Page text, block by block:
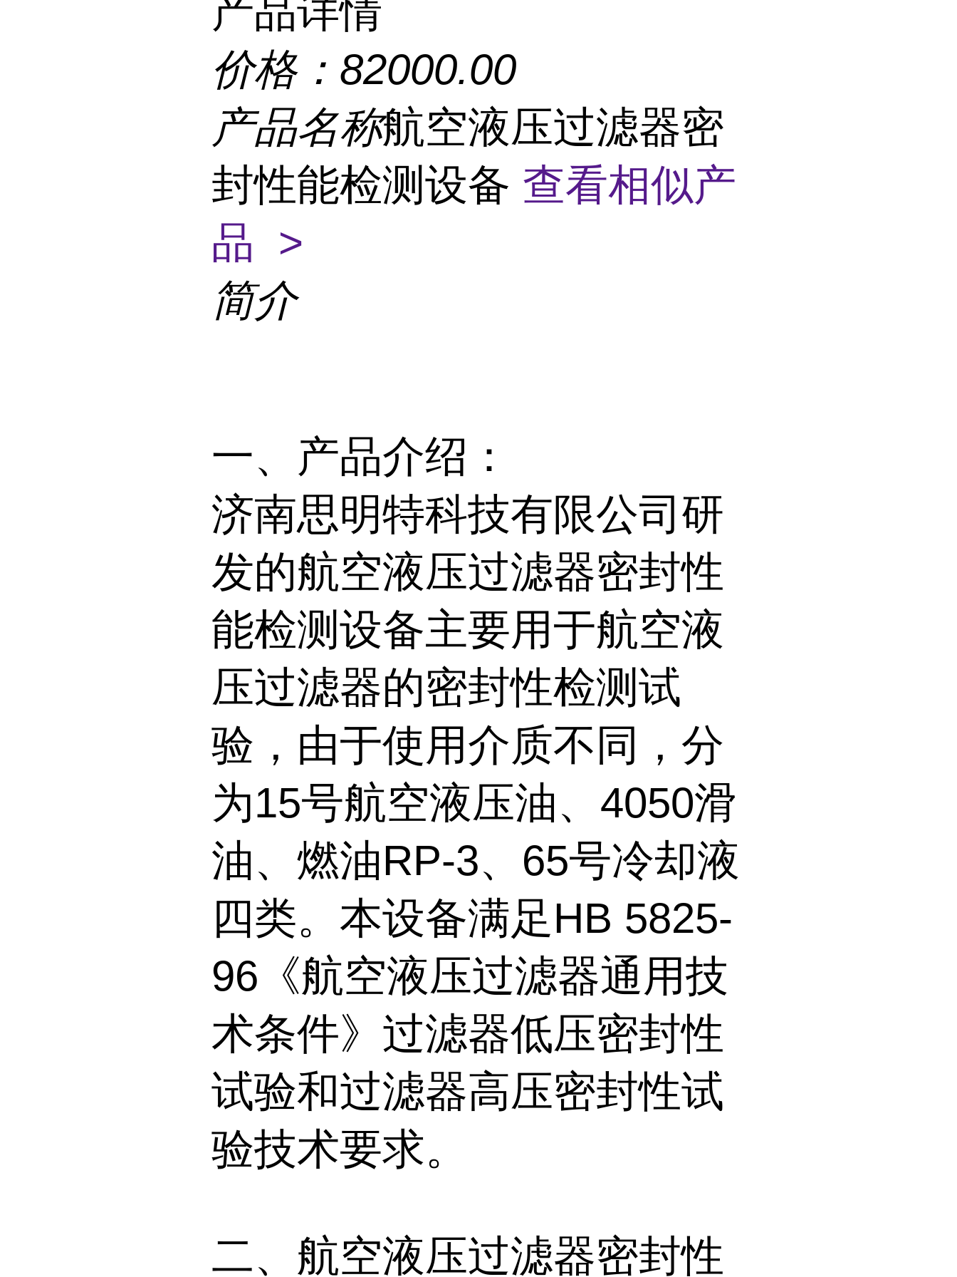
产品详情
价格： 82000.00
产品名称航空液压过滤器密
封性能检测设备 查看相似产
品 >
简介
一、产品介绍：
济南思明特科技有限公司研
发的航空液压过滤器密封性
能检测设备主要用于航空液
压过滤器的密封性检测试
验，由于使用介质不同，分
为15号航空液压油、4050滑
油、燃油RP-3、65号冷却液
四类。本设备满足HB 5825-
96《航空液压过滤器通用技
术条件》过滤器低压密封性
试验和过滤器高压密封性试
验技术要求。
二、 航空液压过滤器密封性